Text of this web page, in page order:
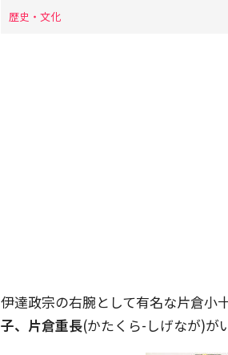
歴史・文化
伊達政宗の右腕として有名な片倉小
子、片倉重長(かたくら-しげなが)が